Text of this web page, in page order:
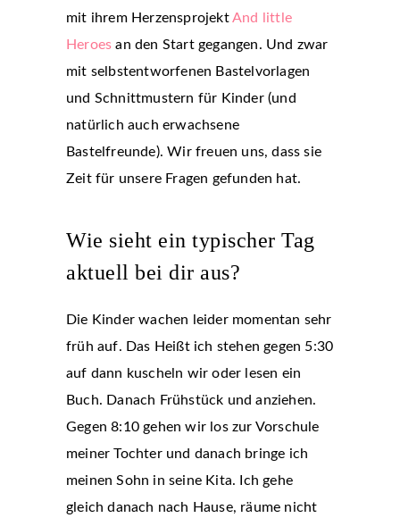
mit ihrem HerzensprojektAnd little
Heroes an den Start gegangen. Und zwar
mit selbstentworfenen Bastelvorlagen
und Schnittmustern für Kinder (und
natürlich auch erwachsene
Bastelfreunde). Wir freuen uns, dass sie
Zeit für unsere Fragen gefunden hat.
Wie sieht ein typischer Tag
aktuell bei dir aus?
Die Kinder wachen leider momentan sehr
früh auf. Das Heißt ich stehen gegen 5:30
auf dann kuscheln wir oder lesen ein
Buch. Danach Frühstück und anziehen.
Gegen 8:10 gehen wir los zur Vorschule
meiner Tochter und danach bringe ich
meinen Sohn in seine Kita. Ich gehe
gleich danach nach Hause, räume nicht